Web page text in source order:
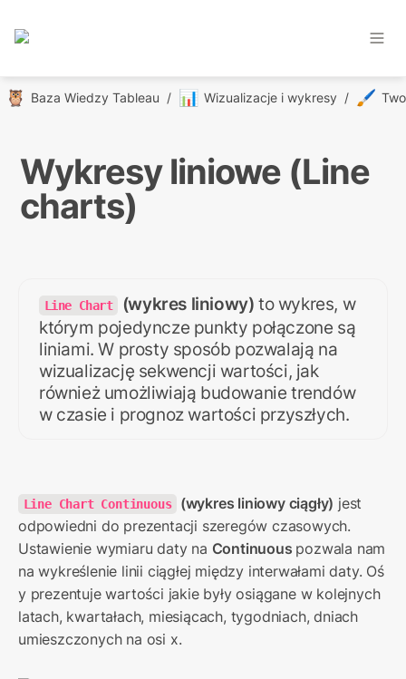
🦉 Baza Wiedzy Tableau / 📊 Wizualizacje i wykresy / 🖌️
Wykresy liniowe (Line
charts)
Line Chart (wykres liniowy) to wykres, w
którym pojedyncze punkty połączone są
liniami. W prosty sposób pozwalają na
wizualizację sekwencji wartości, jak
również umożliwiają budowanie trendów
w czasie i prognoz wartości przyszłych.
Line Chart Continuous (wykres liniowy ciągły) jest
odpowiedni do prezentacji szeregów czasowych.
Ustawienie wymiaru daty na Continuous pozwala nam
na wykreślenie linii ciągłej między interwałami daty. Oś
y prezentuje wartości jakie były osiągane w kolejnych
latach, kwartałach, miesiącach, tygodniach, dniach
umieszczonych na osi x.